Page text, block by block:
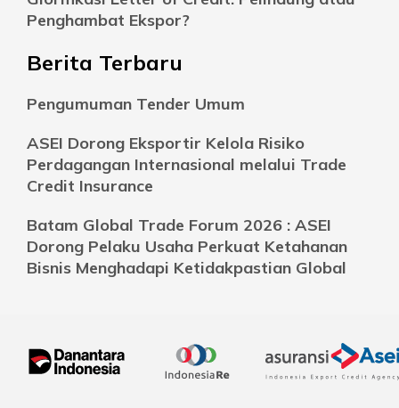
Penghambat Ekspor?
Berita Terbaru
Pengumuman Tender Umum
ASEI Dorong Eksportir Kelola Risiko
Perdagangan Internasional melalui Trade
Credit Insurance
Batam Global Trade Forum 2026 : ASEI
Dorong Pelaku Usaha Perkuat Ketahanan
Bisnis Menghadapi Ketidakpastian Global